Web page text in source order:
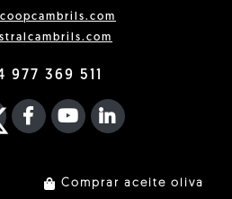
977 369 511
TWITTER
FACEBOOK F
YOUTUBEFA LINKEDIN
Comprar aceite oliva